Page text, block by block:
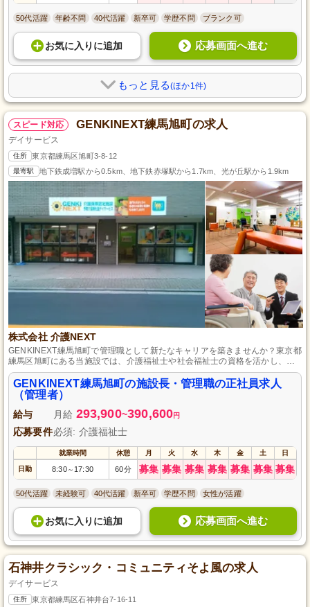
50代活躍 年齢不問 40代活躍 新卒可 学歴不問 ブランク可
お気に入り に追加 応募画面へ進む
もっと見る(ほか1件)
スピード対応 GENKINEXT練馬旭町の求人
デイサービス
住所 東京都練馬区旭町3-8-12
最寄駅 地下鉄成増駅から0.5km、地下鉄赤塚駅から1.7km、光が丘駅から1.9km
株式会社 介護NEXT
GENKINEXT練馬旭町で管理職として新たなキャリアを築きませんか？東京都
練馬区旭町にある当施設では、介護福祉士や社会福祉士の資格を活かし、利
用者様の生活の質向上を目指します。質の高いデイサービス提供を通じて、
あなたの知識と情熱を発揮し、共に成長できる環境を整えています。心温ま
るサービスを一緒に創り上げましょう。
GENKINEXT練馬旭町の施設長・管理職の正社員求人
（管理者）
給与 月給 293,900~390,600円
応募要件必須: 介護福祉士
就業時間 休憩 月 火 水 木 金 土 日
日勤 8:30～ 17:30 60分 募集 募集 募集 募集 募集 募集 募集
50代活躍 未経験可 40代活躍 新卒可 学歴不問 女性が活躍
お気に入り に追加 応募画面へ進む
石神井クラシック・コミュニティそよ風の求人
デイサービス
住所 東京都練馬区石神井台7-16-11